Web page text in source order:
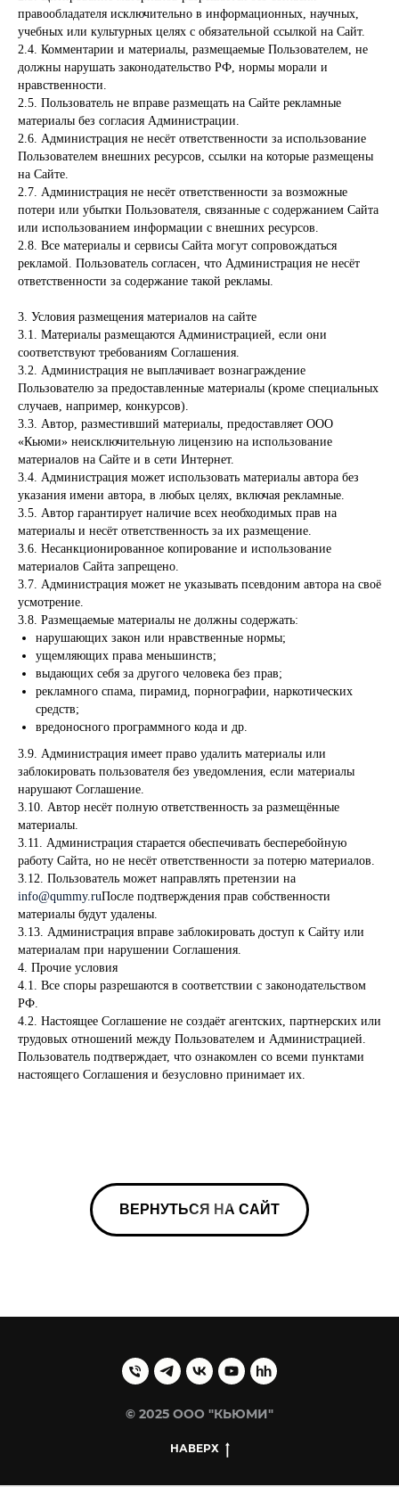
правообладателя исключительно в информационных, научных,
учебных или культурных целях с обязательной ссылкой на Сайт.
2.4. Комментарии и материалы, размещаемые Пользователем, не
должны нарушать законодательство РФ, нормы морали и
нравственности.
2.5. Пользователь не вправе размещать на Сайте рекламные
материалы без согласия Администрации.
2.6. Администрация не несёт ответственности за использование
Пользователем внешних ресурсов, ссылки на которые размещены
на Сайте.
2.7. Администрация не несёт ответственности за возможные
потери или убытки Пользователя, связанные с содержанием Сайта
или использованием информации с внешних ресурсов.
2.8. Все материалы и сервисы Сайта могут сопровождаться
рекламой. Пользователь согласен, что Администрация не несёт
ответственности за содержание такой рекламы.
3. Условия размещения материалов на сайте
3.1. Материалы размещаются Администрацией, если они
соответствуют требованиям Соглашения.
3.2. Администрация не выплачивает вознаграждение
Пользователю за предоставленные материалы (кроме специальных
случаев, например, конкурсов).
3.3. Автор, разместивший материалы, предоставляет ООО
«Кьюми» неисключительную лицензию на использование
материалов на Сайте и в сети Интернет.
3.4. Администрация может использовать материалы автора без
указания имени автора, в любых целях, включая рекламные.
3.5. Автор гарантирует наличие всех необходимых прав на
материалы и несёт ответственность за их размещение.
3.6. Несанкционированное копирование и использование
материалов Сайта запрещено.
3.7. Администрация может не указывать псевдоним автора на своё
усмотрение.
3.8. Размещаемые материалы не должны содержать:
нарушающих закон или нравственные нормы;
ущемляющих права меньшинств;
выдающих себя за другого человека без прав;
рекламного спама, пирамид, порнографии, наркотических
средств;
вредоносного программного кода и др.
3.9. Администрация имеет право удалить материалы или
заблокировать пользователя без уведомления, если материалы
нарушают Соглашение.
3.10. Автор несёт полную ответственность за размещённые
материалы.
3.11. Администрация старается обеспечивать бесперебойную
работу Сайта, но не несёт ответственности за потерю материалов.
3.12. Пользователь может направлять претензии на
info@qummy.ruПосле подтверждения прав собственности
материалы будут удалены.
3.13. Администрация вправе заблокировать доступ к Сайту или
материалам при нарушении Соглашения.
4. Прочие условия
4.1. Все споры разрешаются в соответствии с законодательством
РФ.
4.2. Настоящее Соглашение не создаёт агентских, партнерских или
трудовых отношений между Пользователем и Администрацией.
Пользователь подтверждает, что ознакомлен со всеми пунктами
настоящего Соглашения и безусловно принимает их.
ВЕРНУТЬСЯ НА САЙТ
© 2025 ООО "КЬЮМИ"
НАВЕРХ